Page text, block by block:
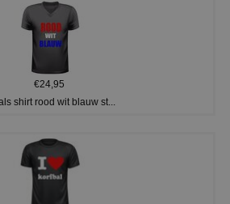
€24,95
shirt rood wit blauw st...